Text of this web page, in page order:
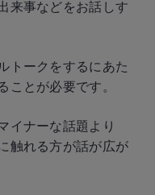
来事などをお話しす
トークをするにあた
ことが必要です。
イナーな話題より
触れる方が話が広が